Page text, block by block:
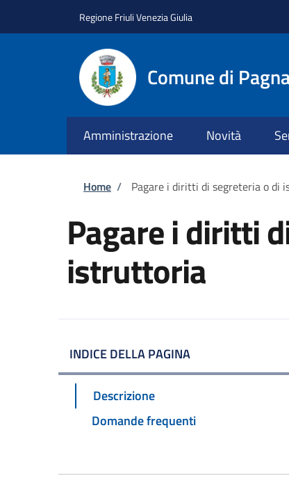
Regione Friuli Venezia Giulia
Comune di
Amministrazione Novità
Briciole di pane
Home / Pagare i diritti di segreteria o di
Pagare i diritti
istruttoria
INDICE DELLA PAGINA
Descrizione
Domande frequenti